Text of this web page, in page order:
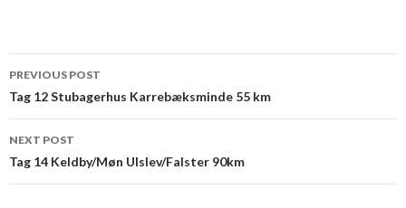
Post
navigation
PREVIOUS POST
Tag 12 Stubagerhus Karrebæksminde 55 km
NEXT POST
Tag 14 Keldby/Møn Ulslev/Falster 90km